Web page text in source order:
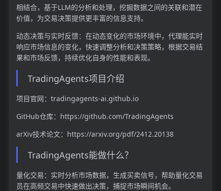
相结合，基于LLM的分析和处理，挖掘数据之间的关联和潜在
价值，为交易决策提供更丰富的信息支持。
动态决策与实时反馈：在动态变化的市场环境中，代理能实时
响应市场信息的变化，快速调整分析和决策策略，根据交易结
果和市场反馈，持续优化自身的性能和表现。
TradingAgents项目介绍
项目官网：tradingagents-ai.github.io
GitHub仓库：https://github.com/TradingAgents
arXiv技术论文：https://arxiv.org/pdf/2412.20138
TradingAgents能做什么？
量化交易：实时分析市场数据，生成买卖信号，帮助量化交易
员在高频交易中快速做出决策，捕捉市场瞬间机会。